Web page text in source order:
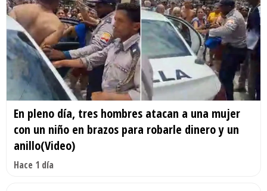
En pleno día, tres hombres atacan a una mujer
con un niño en brazos para robarle dinero y un
anillo(Video)
Hace 1 día